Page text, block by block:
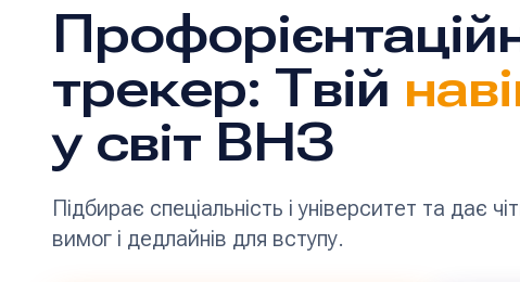
трекер: Твій
у світ ВНЗ
Підбирає спеціальність і університет та дає
вимог і дедлайнів для вступу.